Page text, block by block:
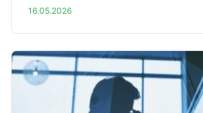
16.05.2026